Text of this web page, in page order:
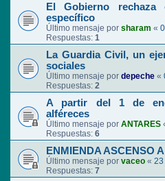
El Gobierno rechaza
específico
Último mensaje por sharam «
Respuestas: 1
La Guardia Civil, un
sociales
Último mensaje por depeche «
Respuestas: 2
A partir del 1 de
alféreces
Último mensaje por ANTARES
Respuestas: 6
ENMIENDA ASCENSO
Último mensaje por vaceo « 23
Respuestas: 7